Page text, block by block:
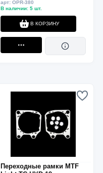
арт: OPR-380
В наличии: 5 шт.
В КОРЗИНУ
Переходные рамки MTF